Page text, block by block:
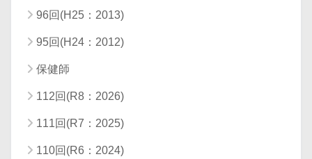
96回(H25：2013)
95回(H24：2012)
保健師
112回(R8：2026)
111回(R7：2025)
110回(R6：2024)